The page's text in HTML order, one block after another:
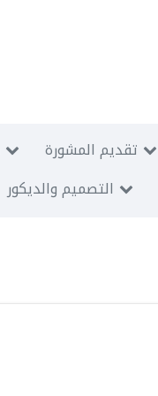
تقديم المشورة
التصميم والديكور